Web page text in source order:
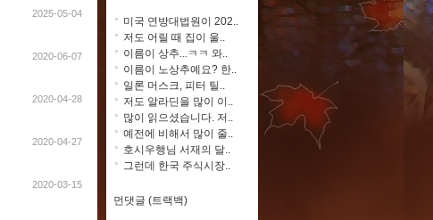
2025-05-04
2020-06-07
2020-04-28
2020-04-27
2020-03-15
미국 연방대법원이 202..
저도 어릴 때 집이 울..
이름이 상추...ㅋㅋ 와..
이름이 노상추예요? 한..
일론 머스크, 피터 틸..
저도 알라딘을 많이 이..
많이 읽으셨습니다. 저..
예전에 비해서 많이 줄..
호시우행님 서재의 달..
그런데 한국 주식시장..
먼댓글 (트랙백)